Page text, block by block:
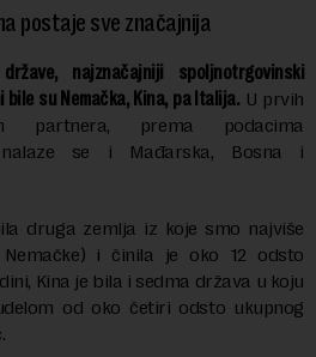
postaje sve značajnija
najznačajniji spoljnotrgovinski
su Nemačka, Kina, pa Italija. U prvih
partnera, prema podacima
nalaze se i Mađarska, Bosna i
druga zemlja iz koje smo najviše
i činila je oko 12 odsto
Kina je bila i sedma država u koju
od oko četiri odsto ukupnog